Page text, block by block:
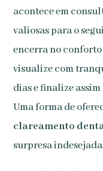
acontece em
valiosas para o
encerra no conforto
visualize com
dias e finalize
Uma forma de
clareamento
surpresa